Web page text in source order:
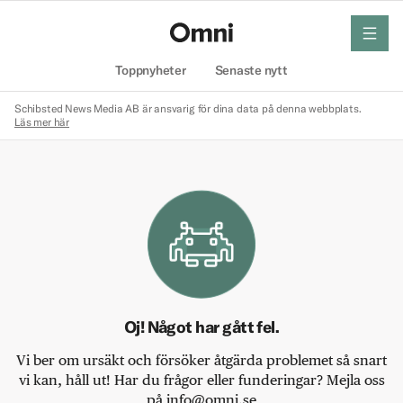
Toppnyheter Senaste nytt
meny
Schibsted News Media AB är ansvarig för dina data på denna webbplats.
Läs mer här
Oj! Något har gått fel.
Vi ber om ursäkt och försöker åtgärda problemet så snart
vi kan, håll ut! Har du frågor eller funderingar? Mejla oss